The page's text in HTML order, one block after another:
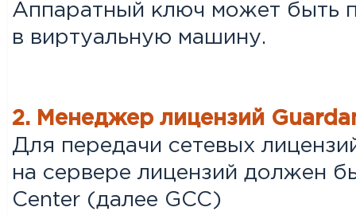
Аппаратный ключ может быть
в виртуальную машину.
2. Менеджер лицензий
Для передачи сетевых
на сервере лицензий должен
Center (далее GCC)